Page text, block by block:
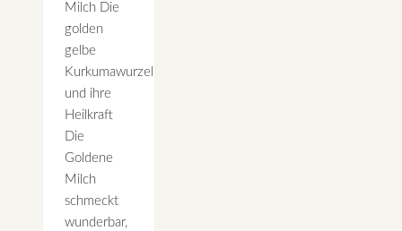
Milch Die
golden
gelbe
Kurkumawurzel
und ihre
Heilkraft
Die
Goldene
Milch
schmeckt
wunderbar,